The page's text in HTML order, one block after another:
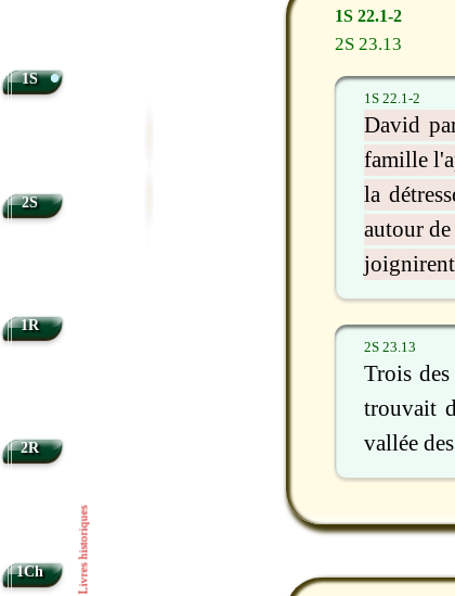
1S 22.1-2
2S 23.13
1S 22.1-2
David
famille
la
autour
2S 23.13
Trois
trouvait
vallée
1S
2S
1R
2R
1Ch Livres historiques
•